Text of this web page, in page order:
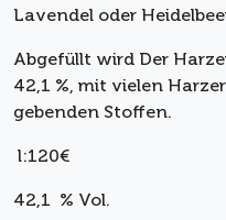
Lavendel oder
Abgefüllt wird Der
42,1 %, mit vielen
gebenden Stoffen.
l:120€
42,1 % Vol.